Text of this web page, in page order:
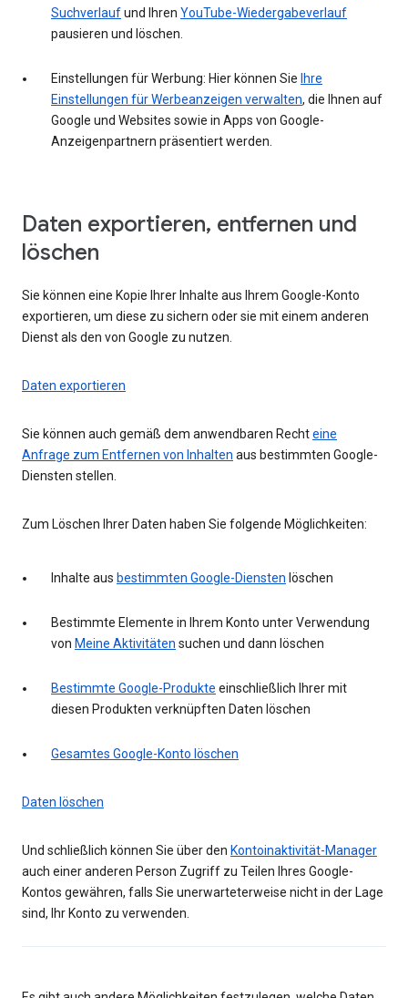
Suchverlaufund Ihren YouTube-Wiedergabeverlauf
pausieren und löschen.
Einstellungen für Werbung: Hier können Sie Ihre
Einstellungen für Werbeanzeigen verwalten, die Ihnen auf
Google und Websites sowie in Apps von Google-
Anzeigenpartnern präsentiert werden.
Daten exportieren, entfernen und
löschen
Sie können eine Kopie Ihrer Inhalte aus Ihrem Google-Konto
exportieren, um diese zu sichern oder sie mit einem anderen
Dienst als den von Google zu nutzen.
Daten exportieren
Sie können auch gemäß dem anwendbaren Rechteine
Anfrage zum Entfernen von Inhalten aus bestimmten Google-
Diensten stellen.
Zum Löschen Ihrer Daten haben Sie folgende Möglichkeiten:
Inhalte aus bestimmten Google-Diensten löschen
Bestimmte Elemente in Ihrem Konto unter Verwendung
von Meine Aktivitäten suchen und dann löschen
Bestimmte Google-Produkte einschließlich Ihrer mit
diesen Produkten verknüpften Daten löschen
Gesamtes Google-Konto löschen
Daten löschen
Und schließlich können Sie über den Kontoinaktivität-Manager
auch einer anderen Person Zugriff zu Teilen Ihres Google-
Kontos gewähren, falls Sie unerwarteterweise nicht in der Lage
sind, Ihr Konto zu verwenden.